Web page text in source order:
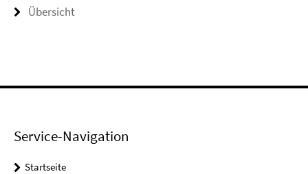
Übersicht
Service-Navigation
Startseite